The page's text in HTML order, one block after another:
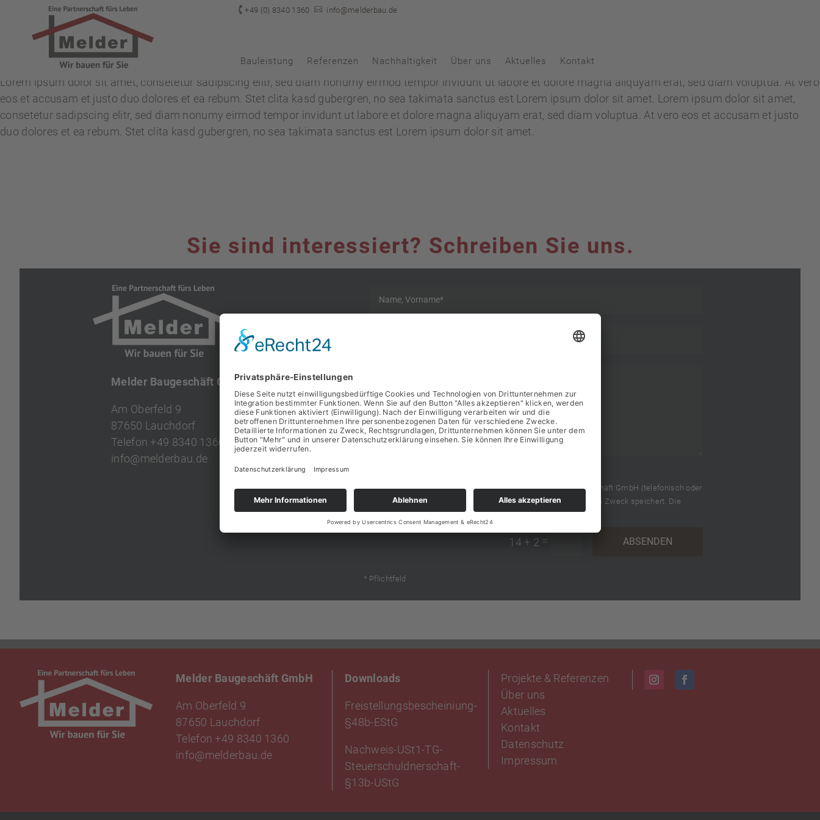
+49 (0) 8340 1360  info@melderbau.de
Bauleistung Referenzen Nachhaltigkeit Über uns Aktuelles Kontakt
Lorem ipsum dolor sit amet, consetetur sadipscing elitr, sed diam nonumy eirmod tempor invidunt ut labore et dolore magna aliquyam erat, sed diam voluptua. At vero
eos et accusam et justo duo dolores et ea rebum. Stet clita kasd gubergren, no sea takimata sanctus est Lorem ipsum dolor sit amet. Lorem ipsum dolor sit amet,
consetetur sadipscing elitr, sed diam nonumy eirmod tempor invidunt ut labore et dolore magna aliquyam erat, sed diam voluptua. At vero eos et accusam et justo
duo dolores et ea rebum. Stet clita kasd gubergren, no sea takimata sanctus est Lorem ipsum dolor sit amet.
Sie sind interessiert? Schreiben Sie uns.
Melder Baugeschäft GmbH
Am Oberfeld 9
87650 Lauchdorf
Telefon +49 8340 1360
info@melderbau.de
Ich bin damit einverstanden, dass mich die Melder Baugeschäft GmbH (telefonisch oder
per E-Mail) kontaktiert und meine angegebenen Daten zu diesem Zweck speichert. Die
Datenschutzhinweise habe ich dabei zur Kenntnis genommen.
14 + 2 = ABSENDEN
* Pflichtfeld
Melder Baugeschäft GmbH
Am Oberfeld 9
87650 Lauchdorf
Telefon +49 8340 1360
info@melderbau.de
Downloads
Freistellungsbescheiniung-
§48b-EStG
Nachweis-USt1-TG-
Steuerschuldnerschaft-
§13b-UStG
Projekte & Referenzen
Über uns
Aktuelles
Kontakt
Datenschutz
Impressum